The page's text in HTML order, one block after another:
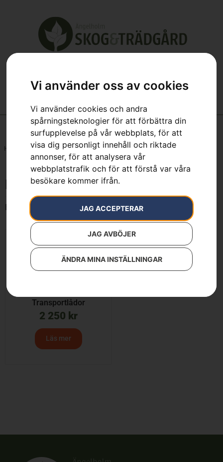
Vi använder oss av cookies
Vi använder cookies och andra
spårningsteknologier för att förbättra din
surfupplevelse på vår webbplats, för att
visa dig personligt innehåll och riktade
annonser, för att analysera vår
webbplatstrafik och för att förstå var våra
besökare kommer ifrån.
JAG ACCEPTERAR
JAG AVBÖJER
ÄNDRA MINA INSTÄLLNINGAR
Hem K 960 Chain / K 970 Chain
K 960 Chain / K 970 Chain
Endast ett sökresultat
Transportlådor
2 250 kr
Läs mer